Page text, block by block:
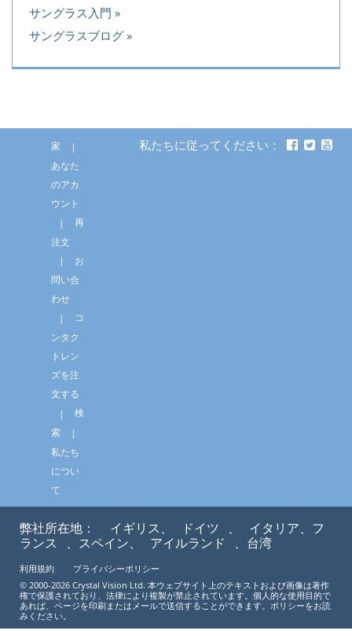
サングラス入門
サングラスブログ
家
あなた
のアカ
ウント
再
注文
お
問い合
わせ
コ
ンタク
トレン
ズを注
文する
検
索
私たち
につい
て
私たちに従ってください：
弊社所在地： イギリス、 ドイツ 、
イタリア、フ
ランス
、スペイン、 アイルランド 、台湾
利用規約
プライバシーポリシー
© 2000-2026 Crystal Vision Ltd. 本ウェブサイト上のテキストおよび画像は著作
権で保護されており、法律により複製が禁止されています。個人的な使用目的で
あれば、ページを印刷またはメールで送信することができます。ポリシーをお読
みください。